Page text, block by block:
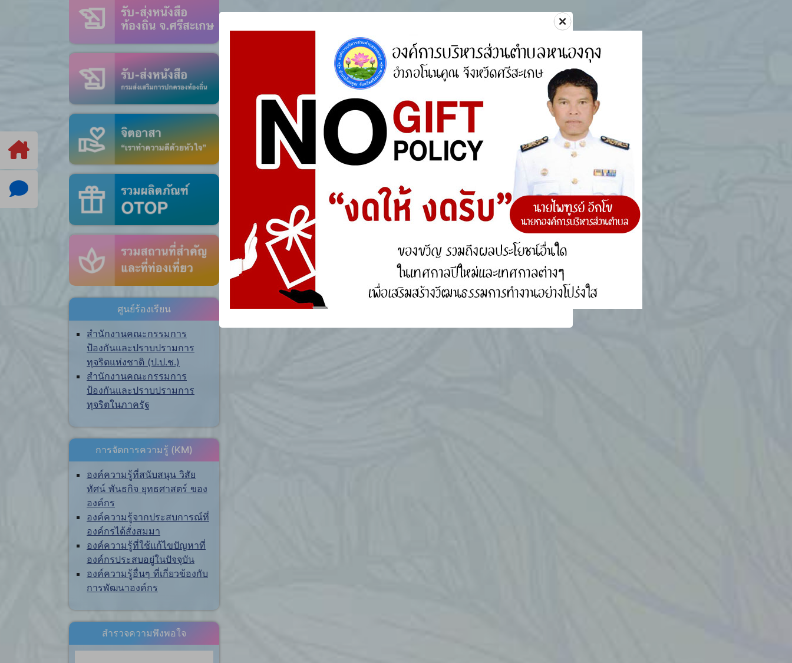
ศูนย์ร้องเรียน
สำนักงานคณะกรรมการ
ป้องกันและปราบปรามการ
ทุจริตแห่งชาติ (ป.ป.ช.)
สำนักงานคณะกรรมการ
ป้องกันและปราบปรามการ
ทุจริตในภาครัฐ
การจัดการความรู้ (KM)
องค์ความรู้ที่สนับสนุน วิสัย
ทัศน์ พันธกิจ ยุทธศาสตร์ ของ
องค์กร
องค์ความรู้จากประสบการณ์ที่
องค์กรได้สั่งสมมา
องค์ความรู้ที่ใช้แก้ไขปัญหาที่
องค์กรประสบอยู่ในปัจจุบัน
องค์ความรู้อื่นๆ ที่เกี่ยวข้องกับ
การพัฒนาองค์กร
สำรวจความพึงพอใจ